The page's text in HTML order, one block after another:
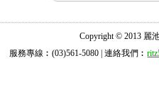
Copyright © 2013 麗
服務專線︰(03)561-5080 | 連絡我們︰